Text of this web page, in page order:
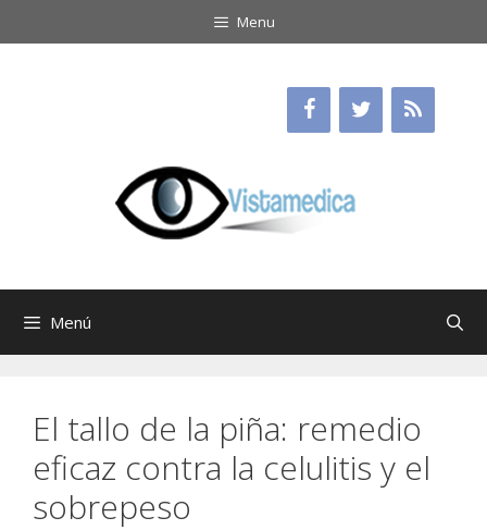
al
Menu
Menú
El tallo de la piña: remedio
eficaz contra la celulitis y el
sobrepeso